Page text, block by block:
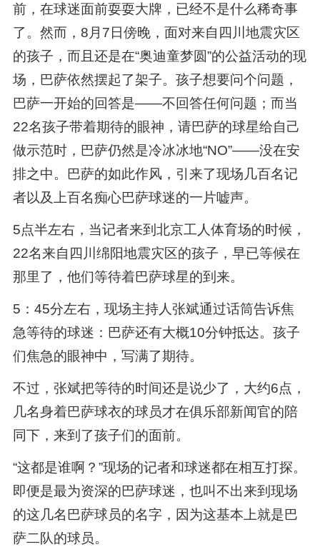
前，在球迷面前耍耍大牌，已经不是什么稀奇事
了。然而，8月7日傍晚，面对来自四川地震灾区
的孩子，而且还是在“奥迪童梦圆”的公益活动的现
场，巴萨依然摆起了架子。孩子想要问个问题，
巴萨一开始的回答是——不回答任何问题；而当
22名孩子带着期待的眼神，请巴萨的球星给自己
做示范时，巴萨仍然是冷冰冰地“NO”——没在安
排之中。巴萨的如此作风，引来了现场几百名记
者以及上百名痴心巴萨球迷的一片嘘声。
5点半左右，当记者来到北京工人体育场的时候，
22名来自四川绵阳地震灾区的孩子，早已等候在
那里了，他们等待着巴萨球星的到来。
5：45分左右，现场主持人张斌通过话筒告诉焦
急等待的球迷：巴萨还有大概10分钟抵达。孩子
们焦急的眼神中，写满了期待。
不过，张斌把等待的时间还是说少了，大约6点，
几名身着巴萨球衣的球员才在俱乐部新闻官的陪
同下，来到了孩子们的面前。
“这都是谁啊？”现场的记者和球迷都在相互打探。
即便是最为资深的巴萨球迷，也叫不出来到现场
的这几名巴萨球员的名字，因为这基本上就是巴
萨二队的球员。